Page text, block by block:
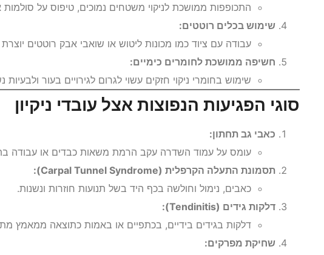
התכופפות ממושכת לניקוי משטחים נמוכים, טיפוס על סולמות
שימוש בכלים רוטטים:
עבודה עם ציוד כמו מכונות ליטוש או שואבי אבק רוטטים יוצרת
חשיפה ממושכת לחומרים כימיים:
שימוש בחומרי ניקוי חזקים עשוי לגרום לגירויים בעור
סוגי הפגיעות הנפוצות אצל עובדי ניקיון
כאבי גב תחתון:
עומס על עמוד השדרה עקב הרמת משאות כבדים או עבודה
תסמונת התעלה הקרפלית (Carpal Tunnel Syndrome):
כאבים, נימול וחולשה בכף היד בשל תנועות חוזרות ונשנות.
דלקות גידים (Tendinitis):
דלקות בגידים בידיים, בכתפיים או באמות כתוצאה ממאמץ
שחיקת מפרקים: